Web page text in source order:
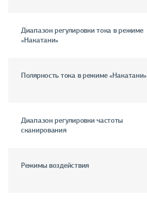
Диапазон регулировки тока в режиме
«Накатани»
Полярность тока в режиме «Накатани»
Диапазон регулировки частоты
сканирования
Режимы воздействия